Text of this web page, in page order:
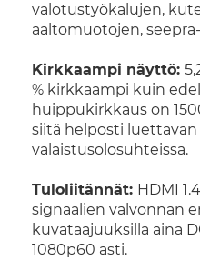
valotustyökalujen,
aaltomuotojen,
Kirkkaampi näyttö:
% kirkkaampi kuin
huippukirkkaus on
siitä helposti luettavan
valaistusolosuhteissa.
Tuloliitännät: HDMI
signaalien valvonnan
kuvataajuuksilla aina
1080p60 asti.